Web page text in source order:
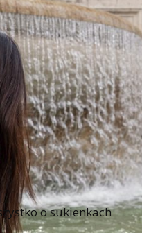
o sukienkach